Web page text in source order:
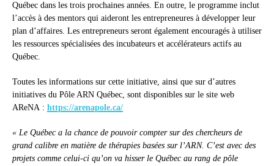
Québec dans les trois prochaines années. En outre, le programme inclut
l’accès à des mentors qui aideront les entrepreneures à développer leur
plan d’affaires. Les entrepreneurs seront également encouragés à utiliser
les ressources spécialisées des incubateurs et accélérateurs actifs au
Québec.
Toutes les informations sur cette initiative, ainsi que sur d’autres
initiatives du Pôle ARN Québec, sont disponibles sur le site web
AReNA : https://arenapole.ca/
« Le Québec a la chance de pouvoir compter sur des chercheurs de
grand calibre en matière de thérapies basées sur l’ARN. C’est avec des
projets comme celui-ci qu’on va hisser le Québec au rang de pôle